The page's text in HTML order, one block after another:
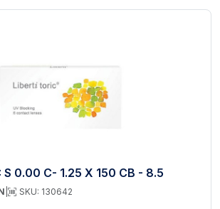
S 0.00 C- 1.25 X 150 CB - 8.5
SKU: 130642